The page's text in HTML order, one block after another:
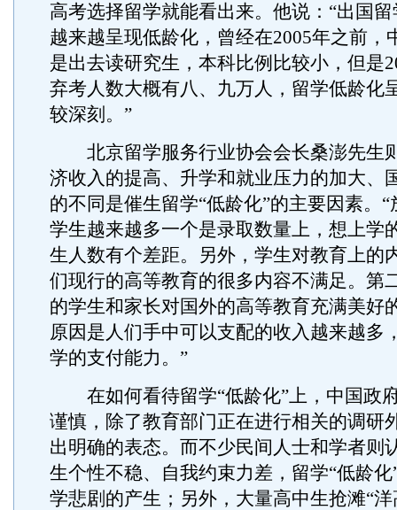
高考选择留学就能看出来。他说：“出国
越来越呈现低龄化，曾经在2005年之前，
是出去读研究生，本科比例比较小，但是
弃考人数大概有八、九万人，留学低龄化
较深刻。”
北京留学服务行业协会会长桑澎先生
济收入的提高、升学和就业压力的加大、
的不同是催生留学“低龄化”的主要因素。
学生越来越多一个是录取数量上，想上学
生人数有个差距。另外，学生对教育上的
们现行的高等教育的很多内容不满足。第
的学生和家长对国外的高等教育充满美好
原因是人们手中可以支配的收入越来越多
学的支付能力。”
在如何看待留学“低龄化”上，中国政
谨慎，除了教育部门正在进行相关的调研
出明确的表态。而不少民间人士和学者则
生个性不稳、自我约束力差，留学“低龄
学悲剧的产生；另外，大量高中生抢滩“